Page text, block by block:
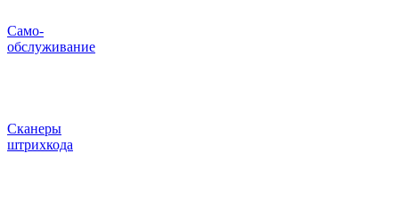
Само-
обслуживание
Сканеры
штрихкода